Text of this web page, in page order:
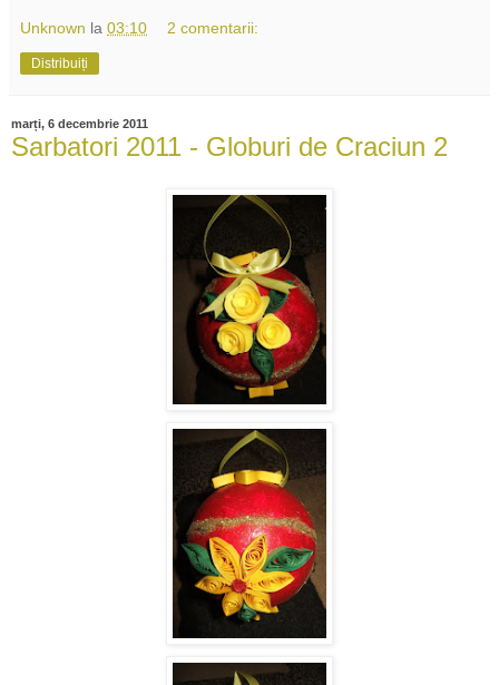
Unknown la 03:10 2 comentarii:
Distribuiți
marți, 6 decembrie 2011
Sarbatori 2011 - Globuri de Craciun 2